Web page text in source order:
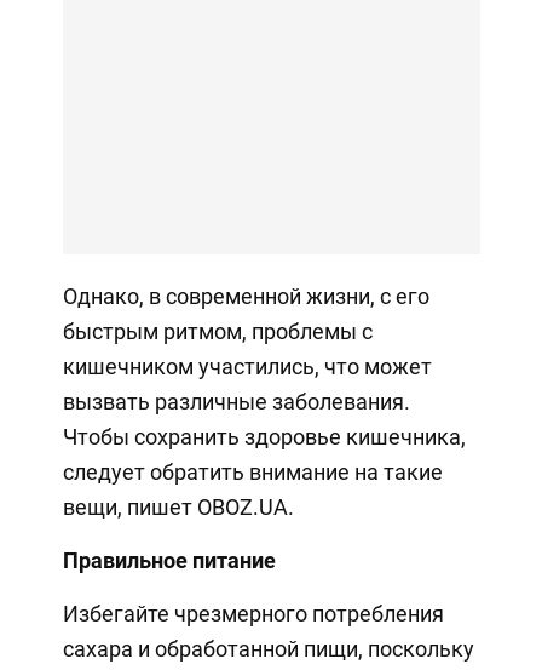
Однако, в современной жизни, с его
быстрым ритмом, проблемы с
кишечником участились, что может
вызвать различные заболевания.
Чтобы сохранить здоровье кишечника,
следует обратить внимание на такие
вещи, пишет OBOZ.UA.
Правильное питание
Избегайте чрезмерного потребления
сахара и обработанной пищи, поскольку